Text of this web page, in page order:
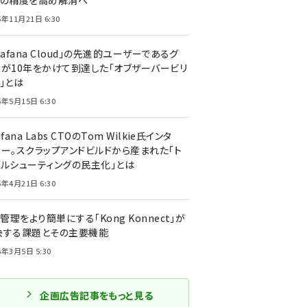
11月21日 6:30
Cloud」の先進的ユーザーであるグ
10年をかけて到達した「オブザーバービリ
とは
5月15日 6:30
Labs CTOのTom Wilkie氏インタ
。スクラップアンドビルドから産まれた「ト
シューティングの民主化」とは
4月21日 6:30
理をより簡単にする「Kong Konnect」が
する課題とその主要機能
3月5日 5:30
企画広告記事をもっと見る